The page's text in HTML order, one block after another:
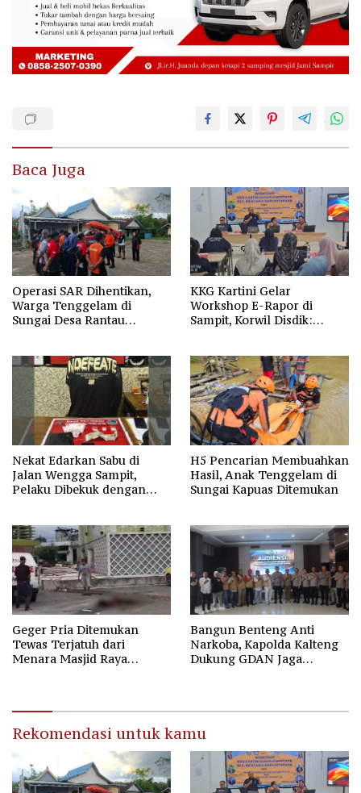
Baca Juga
Operasi SAR Dihentikan,
Warga Tenggelam di
Sungai Desa Rantau
KKG Kartini Gelar
Workshop E-Rapor di
Sampit, Korwil Disdik:
Nekat Edarkan Sabu di
Jalan Wengga Sampit,
Pelaku Dibekuk dengan
H5 Pencarian Membuahkan
Hasil, Anak Tenggelam di
Sungai Kapuas Ditemukan
Geger Pria Ditemukan
Tewas Terjatuh dari
Menara Masjid Raya
Bangun Benteng Anti
Narkoba, Kapolda Kalteng
Dukung GDAN Jaga
Rekomendasi untuk kamu